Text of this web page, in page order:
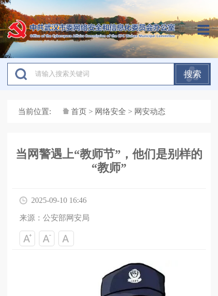
搜索
当前位置: 首页 > 网络安全 > 网安动态
当网警遇上“教师节”，他们是别样的
“教师”
2025-09-10 16:46
来源：公安部网安局